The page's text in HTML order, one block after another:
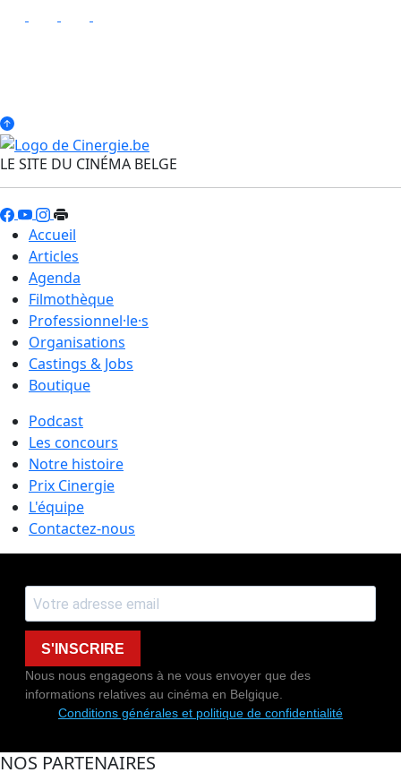
LE SITE DU CINÉMA BELGE
Accueil
Articles
Agenda
Filmothèque
Professionnel·le·s
Organisations
Castings & Jobs
Boutique
Podcast
Les concours
Notre histoire
Prix Cinergie
L'équipe
Contactez-nous
S'INSCRIRE
Nous nous engageons à ne vous envoyer que des
informations relatives au cinéma en Belgique.
Conditions générales et politique de confidentialité
NOS PARTENAIRES